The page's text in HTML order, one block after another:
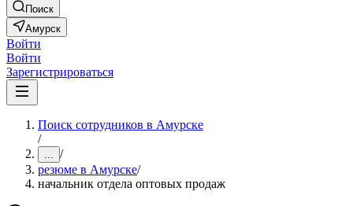
Поиск
Амурск
Войти
Войти
Зарегистрироваться
Поиск сотрудников в Амурске
/
... /
резюме в Амурске/
начальник отдела оптовых продаж